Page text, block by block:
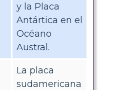
y la Placa
Antártica en el
Océano
Austral.
La placa
sudamericana